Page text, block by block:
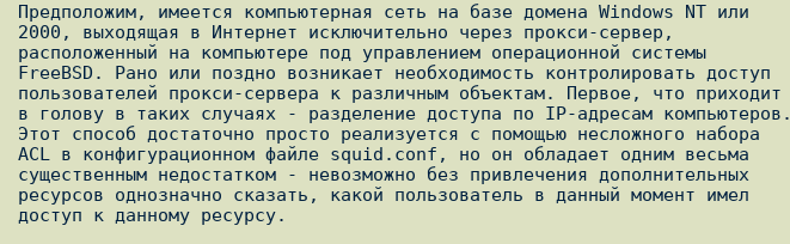
Предположим, имеется компьютерная сеть на базе домена Windows NT или
2000, выходящая в Интернет исключительно через прокси-сервер,
расположенный на компьютере под управлением операционной системы
FreeBSD. Рано или поздно возникает необходимость контролировать доступ
пользователей прокси-сервера к различным объектам. Первое, что приходит
в голову в таких случаях - разделение доступа по IP-адресам компьютеров.
Этот способ достаточно просто реализуется с помощью несложного набора
ACL в конфигурационном файле squid.conf, но он обладает одним весьма
существенным недостатком - невозможно без привлечения дополнительных
ресурсов однозначно сказать, какой пользователь в данный момент имел
доступ к данному ресурсу.